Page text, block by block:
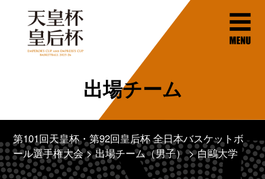
出場チーム
第101回天皇杯・第92回皇后杯 全日本バスケットボ
ール選手権大会
出場チーム（男子） 白鷗大学